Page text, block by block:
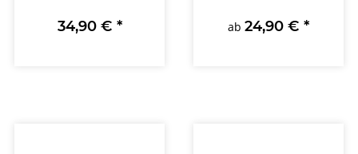
34,90 € * ab 24,90 € *